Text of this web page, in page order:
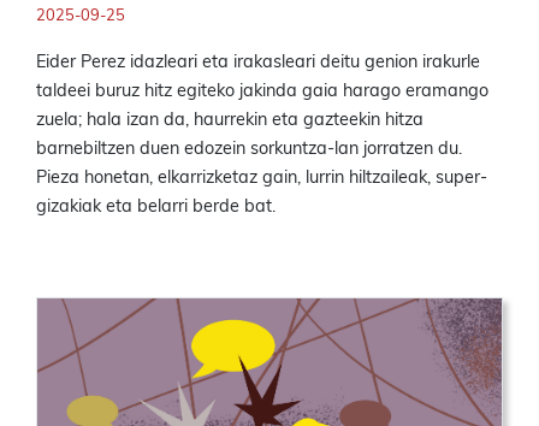
2025-09-25
Eider Perez idazleari eta irakasleari deitu genion irakurle
taldeei buruz hitz egiteko jakinda gaia harago eramango
zuela; hala izan da, haurrekin eta gazteekin hitza
barnebiltzen duen edozein sorkuntza-lan jorratzen du.
Pieza honetan, elkarrizketaz gain, lurrin hiltzaileak, super-
gizakiak eta belarri berde bat.